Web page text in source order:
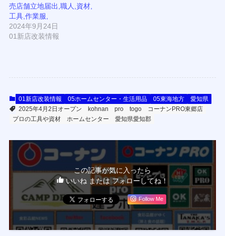
売店舗立地届出,職人,資材,
工具,作業服,
2024年9月24日
01新店改装情報
01新店改装情報 05ホームセンター・生活用品 05東海地方
愛知県
2025年4月2日オープン
kohnan pro togo
コーナンPRO東郷店
プロの工具や資材
ホームセンター 愛知県愛知郡
この記事が気に入ったら
いいね または フォローしてね！
Follow Me